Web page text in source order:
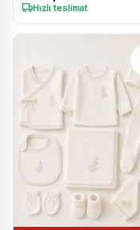
Hızlı teslimat